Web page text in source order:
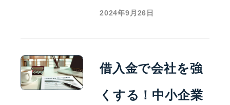
2024年9月26日
借入金で会社を強
くする！中小企業